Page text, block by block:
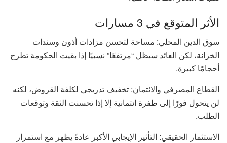
الأثر المتوقع في 3 مسارات
سوق الدين المحلي: مساحة لتحسن مزادات أذون وسندات
الخزانة، لكن العائد سيظل “مرتفعًا” نسبيًا إذا بقيت الحكومة تطرح
أحجامًا كبيرة.
القطاع المصرفي والائتمان: تخفيف تدريجي لكلفة القروض، لكنه
لن يتحول فورًا إلى طفرة ائتمانية إلا إذا تحسنت الثقة وتوقعات
الطلب.
الاستثمار الحقيقي: التأثير الإيجابي الأكبر عادةً يظهر مع استمرار